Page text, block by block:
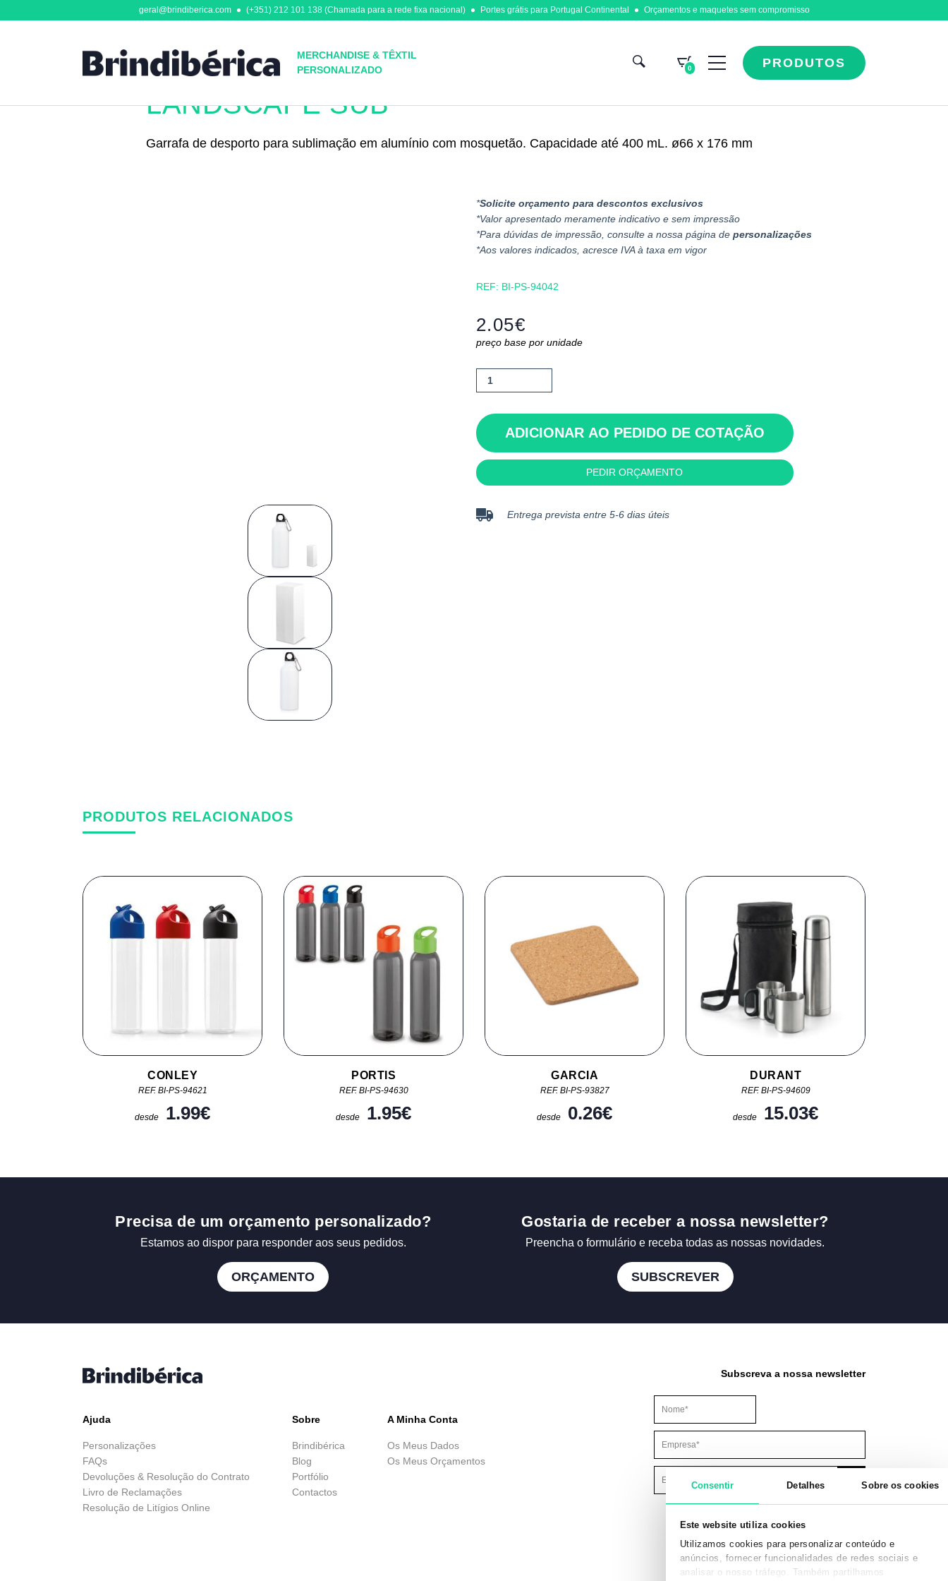
Consentir Detalhes Sobre os cookies
Este website utiliza cookies
Utilizamos cookies para personalizar conteúdo e
anúncios, fornecer funcionalidades de redes sociais e
analisar o nosso tráfego. Também partilhamos
geral@brindiberica.com (+351) 212 101 138 (Chamada para a rede fixa nacional) Portes grátis para Portugal Continental Orçamentos e maquetes sem compromisso
MERCHANDISE & TÊXTIL
PERSONALIZADO
0 PRODUTOS
Garrafas de Desporto, Termos e Shakers
LANDSCAPE SUB
Garrafa de desporto para sublimação em alumínio com mosquetão. Capacidade até 400 mL. ø66 x 176 mm
*Solicite orçamento para descontos exclusivos
*Valor apresentado meramente indicativo e sem impressão
*Para dúvidas de impressão, consulte a nossa página de personalizações
*Aos valores indicados, acresce IVA à taxa em vigor
REF: BI-PS-94042
2.05€
preço base por unidade
Quantidade
de
Landscape
Sub
ADICIONAR AO PEDIDO DE COTAÇÃO
PEDIR ORÇAMENTO
Entrega prevista entre 5-6 dias úteis
PRODUTOS RELACIONADOS
CONLEY
REF. BI-PS-94621
desde 1.99€
PORTIS
REF. BI-PS-94630
desde 1.95€
GARCIA
REF. BI-PS-93827
desde 0.26€
DURANT
REF. BI-PS-94609
desde 15.03€
Precisa de um orçamento personalizado?
Estamos ao dispor para responder aos seus pedidos.
ORÇAMENTO
Gostaria de receber a nossa newsletter?
Preencha o formulário e receba todas as nossas novidades.
SUBSCREVER
Ajuda
Personalizações
FAQs
Devoluções & Resolução do Contrato
Livro de Reclamações
Resolução de Litígios Online
Sobre
Brindibérica
Blog
Portfólio
Contactos
A Minha Conta
Os Meus Dados
Os Meus Orçamentos
Subscreva a nossa newsletter
Este campo é para efeitos de validação e deve ser mantido